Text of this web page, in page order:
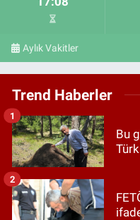
Aylık Vakitler
Trend Haberler
Bu
1
2